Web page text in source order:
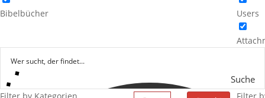
Bibelbücher Users
Suche